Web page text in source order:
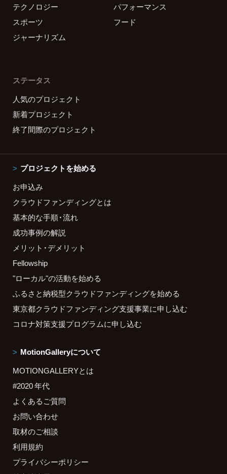
テクノロジー
パフォーマンス
スポーツ
フード
ジャーナリズム
ステータス
人気のプロジェクト
新着プロジェクト
終了間際のプロジェクト
プロジェクトを始める
お申込み
クラウドファンディングとは
基本的な手順・流れ
成功事例の解説
メリット・デメリット
Fellowship
"ローカル"の活動を始める
ふるさと納税型クラウドファンディングを始める
東京都クラウドファンディング支援事業に申し込む
コロナ対策支援プログラムに申し込む
MotionGalleryについて
MOTIONGALLERYとは
#2020 年代
よくあるご質問
お問い合わせ
取材のご相談
利用規約
プライバシーポリシー